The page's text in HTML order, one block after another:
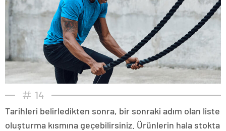
14
Tarihleri belirledikten sonra, bir sonraki adım olan liste
oluşturma kısmına geçebilirsiniz. Ürünlerin hala stokta